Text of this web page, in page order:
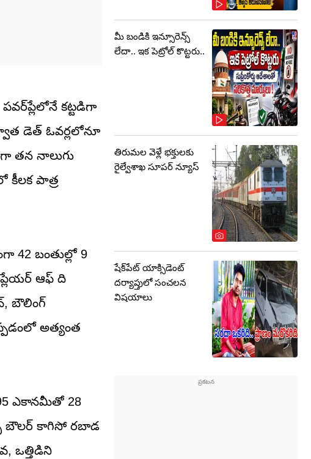
కట్టడిగా
డెత్ ఓవర్లలోనూ
తన నాలుగు
కీలక పాత్ర
42 బంతుల్లో 9
ఆఫ్ ది
బౌలింగ్
అత్యంత
ఎకానమీతో 28
బౌలర్ కాగిసో రబాడ
ఒత్తిడిని
మీ బండికి ఇన్సూరెన్స్
లేదా.. ఇక పెట్రోల్ కొట్టరు..
తిరుమల వెళ్లే భక్తులకు
రైల్వేశాఖ సూపర్ న్యూస్
షేక్‌పేట్ యాక్సిడెంట్
దర్యాప్తులో సంచలన
విషయాలు